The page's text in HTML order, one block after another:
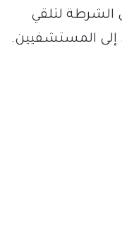
الشرطة لتلقي
إلى المستشفيين.